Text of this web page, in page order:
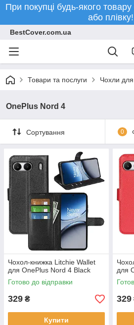
При покупці будь-якого
або плівку!
BestCover.com.ua
Товари та послуги Чохли
OnePlus Nord 4
Сортування 0
Чохол-книжка Litchie Wallet
для OnePlus Nord 4 Black
Готово до відправки
329 ₴
Купити
для
329